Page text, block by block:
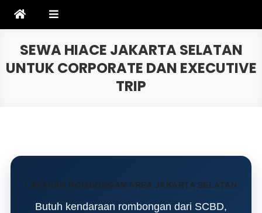
SEWA HIACE JAKARTA SELATAN
UNTUK CORPORATE DAN EXECUTIVE
TRIP
LAYANAN ROMBONGAN AREA JAKARTA SELATAN
Butuh kendaraan rombongan dari SCBD,